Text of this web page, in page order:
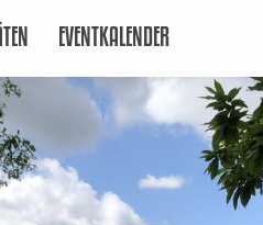
EVENTKALENDER